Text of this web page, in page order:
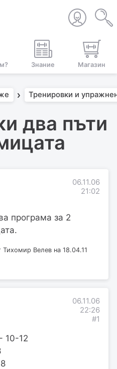
Знание Магазин
Тренировки и
два пъти
06.11.06
21:02
програма за 2
Велев на 18.04.11
06.11.06
22:26
#1
10-12